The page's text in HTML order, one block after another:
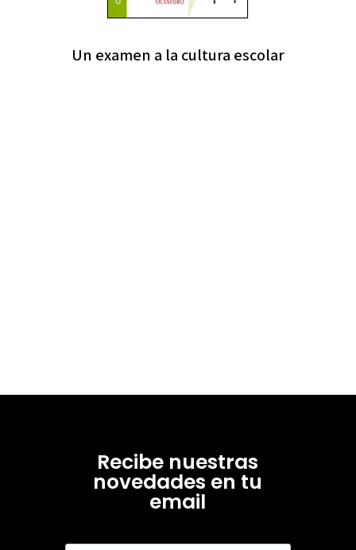
Un examen a la cultura escolar
Recibe nuestras
novedades en tu
email